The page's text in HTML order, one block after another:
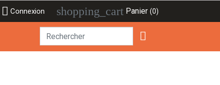
 Connexion shopping_cart Panier (0)
